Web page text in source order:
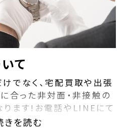
て
でなく、宅配買取や出張
合った非対面・非接触の
ます!お電話やLINEにて
おります！また無料の宅